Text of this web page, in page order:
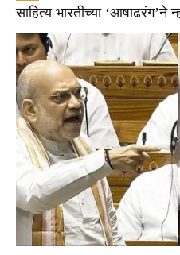
साहित्य भारतीच्या ‘आषाढरंग’ने